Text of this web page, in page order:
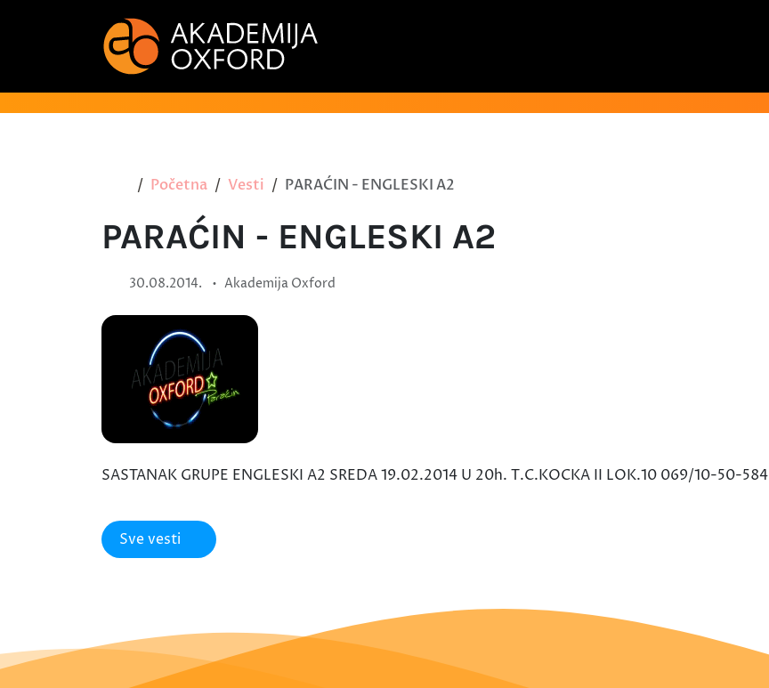
Početna Vesti PARAĆIN - ENGLESKI A2
PARAĆIN - ENGLESKI A2
30.08.2014. • Akademija Oxford
SASTANAK GRUPE ENGLESKI A2 SREDA 19.02.2014 U 20h. T.C.KOCKA II LOK.10 069/10-50-584
Sve vesti